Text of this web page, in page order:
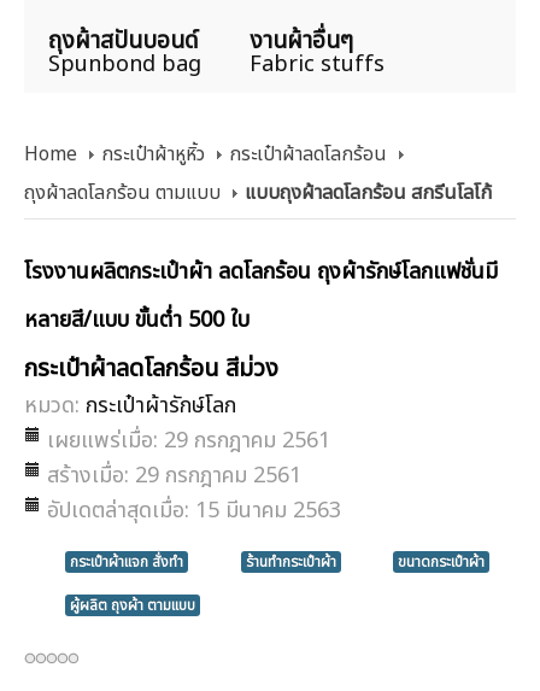
ถุงผ้าสปันบอนด์
Spunbond bag
งานผ้าอื่นๆ
Fabric stuffs
Home กระเป๋าผ้าหูหิ้ว
กระเป๋าผ้าลดโลกร้อน
ถุงผ้าลดโลกร้อน ตามแบบ
แบบถุงผ้าลดโลกร้อน สกรีนโลโก้
โรงงานผลิตกระเป๋าผ้า ลดโลกร้อน ถุงผ้ารักษ์โลกแฟชั่นมี
หลายสี/แบบ ขั้นต่ำ 500 ใบ
กระเป๋าผ้าลดโลกร้อน สีม่วง
หมวด: กระเป๋าผ้ารักษ์โลก
เผยแพร่เมื่อ: 29 กรกฎาคม 2561
สร้างเมื่อ: 29 กรกฎาคม 2561
อัปเดตล่าสุดเมื่อ: 15 มีนาคม 2563
กระเป๋าผ้าแจก สั่งทำ ร้านทำกระเป๋าผ้า
ขนาดกระเป๋าผ้า
ผู้ผลิต ถุงผ้า ตามแบบ